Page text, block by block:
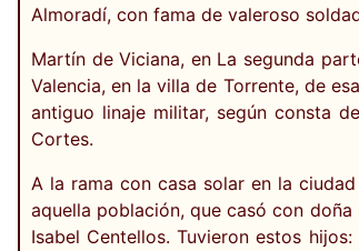
Almoradí, con fama de valeroso
Martín de Viciana, en La segunda
Valencia, en la villa de Torrente, de
antiguo linaje militar, según consta
Cortes.
A la rama con casa solar en la
aquella población, que casó con
Isabel Centellos. Tuvieron estos